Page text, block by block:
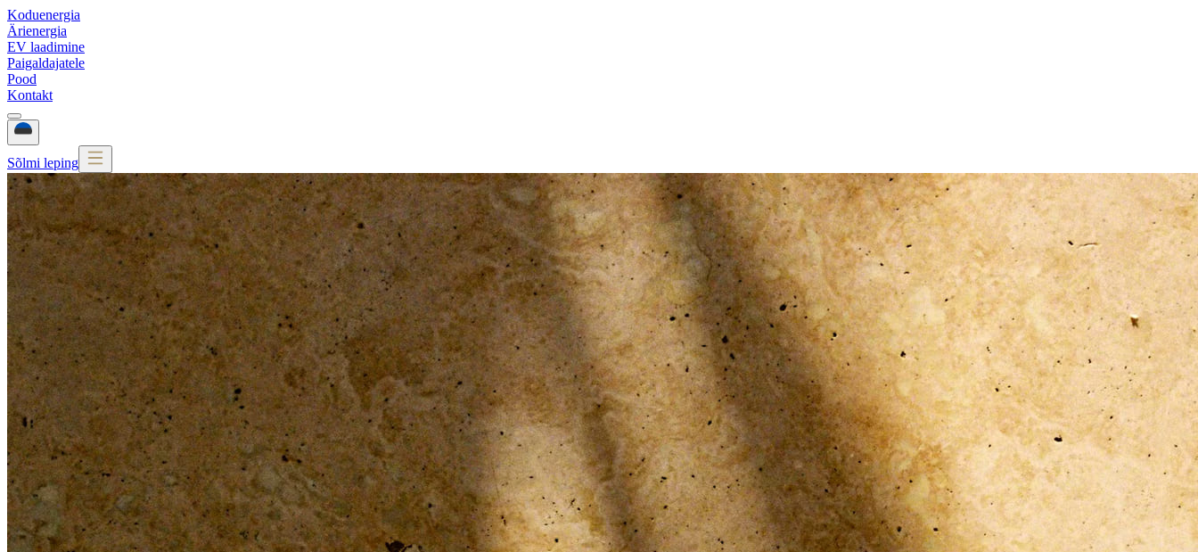
Koduenergia
Ärienergia
EV laadimine
Paigaldajatele
Pood
Kontakt
Sõlmi leping